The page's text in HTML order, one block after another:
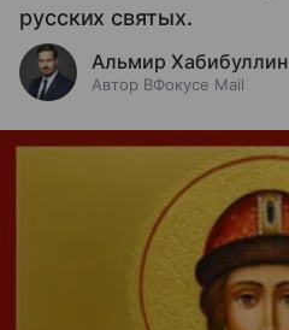
русских святых.
Альмир Хабибуллин
Автор ВФокусе Mail